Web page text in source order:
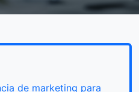
de marketing para